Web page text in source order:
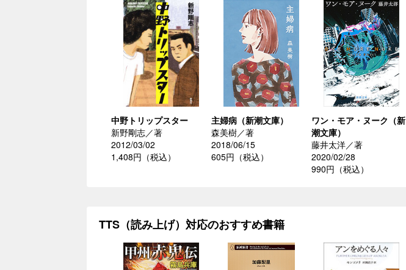
中野トリップスター
新野剛志／著
2012/03/02
1,408円（税込）
主婦病（新潮文庫）
森美樹／著
2018/06/15
605円（税込）
ワン・モア・ヌーク（新
潮文庫）
藤井太洋／著
2020/02/28
990円（税込）
TTS（読み上げ）対応のおすすめ書籍